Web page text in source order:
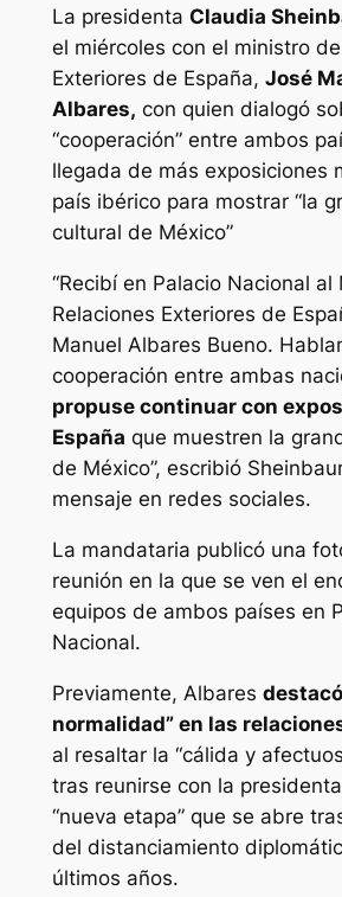
La presidenta Claudia
el miércoles con el ministro
Exteriores de España, José
Albares, con quien dialogó
“cooperación” entre ambos
llegada de más exposiciones
país ibérico para mostrar “la
cultural de México”
“Recibí en Palacio Nacional al
Relaciones Exteriores de
Manuel Albares Bueno.
cooperación entre ambas
propuse continuar con
España que muestren la
de México”, escribió
mensaje en redes sociales.
La mandataria publicó una
reunión en la que se ven el
equipos de ambos países en
Nacional.
Previamente, Albares
normalidad” en las
al resaltar la “cálida y
tras reunirse con la
“nueva etapa” que se abre
del distanciamiento
últimos años.